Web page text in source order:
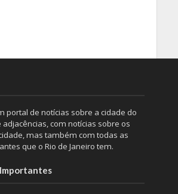
portal de notícias sobre a cidade do
adjacências, com notícias sobre os
mas também com todas as
que o Rio de Janeiro tem.